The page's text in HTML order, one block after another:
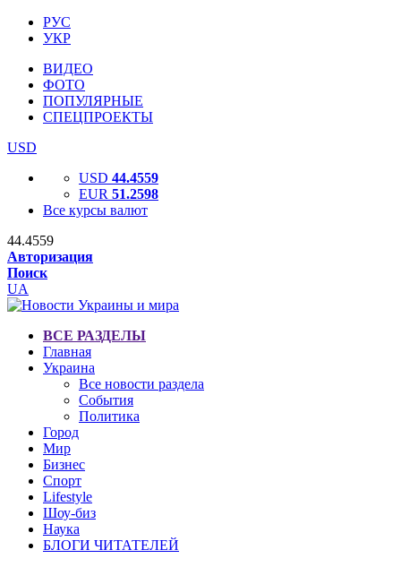
РУС
УКР
ВИДЕО
ФОТО
ПОПУЛЯРНЫЕ
СПЕЦПРОЕКТЫ
USD
USD 44.4559
EUR 51.2598
Все курсы валют
44.4559
Авторизация
Поиск
UA
ВСЕ РАЗДЕЛЫ
Главная
Украина
Все новости раздела
События
Политика
Город
Мир
Бизнес
Спорт
Lifestyle
Шоу-биз
Наука
БЛОГИ ЧИТАТЕЛЕЙ